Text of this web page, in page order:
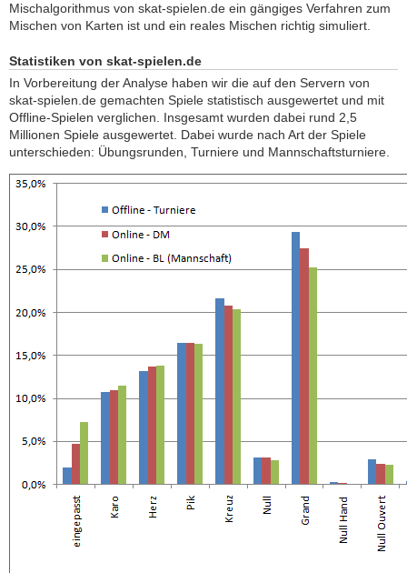
Mischalgorithmus von skat-spielen.de ein gängiges Verfahren zum
Mischen von Karten ist und ein reales Mischen richtig simuliert.
Statistiken von skat-spielen.de
In Vorbereitung der Analyse haben wir die auf den Servern von
skat-spielen.de gemachten Spiele statistisch ausgewertet und mit
Offline-Spielen verglichen. Insgesamt wurden dabei rund 2,5
Millionen Spiele ausgewertet. Dabei wurde nach Art der Spiele
unterschieden: Übungsrunden, Turniere und Mannschaftsturniere.